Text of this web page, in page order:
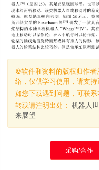
©软件和资料的版权归作者
络，仅供学习使用，请支持
如您下载遇到问题，可联系
转载请注明出处： 机器人
来展望
采购/合作